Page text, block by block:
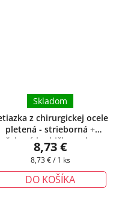
z chirurgickej ocele
pletená - strieborná +
krabička zadarmo
Skladom
8,73 €
Jednotková
8,73 € / 1 ks
DO KOŠÍKA